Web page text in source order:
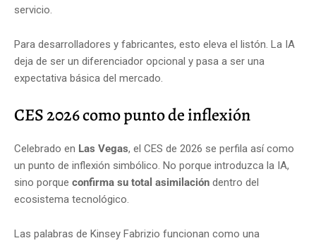
servicio.
Para desarrolladores y fabricantes, esto eleva el listón. La IA
deja de ser un diferenciador opcional y pasa a ser una
expectativa básica del mercado.
CES 2026 como punto de inflexión
Celebrado en Las Vegas, el CES de 2026 se perfila así como
un punto de inflexión simbólico. No porque introduzca la IA,
sino porque confirma su total asimilación dentro del
ecosistema tecnológico.
Las palabras de Kinsey Fabrizio funcionan como una